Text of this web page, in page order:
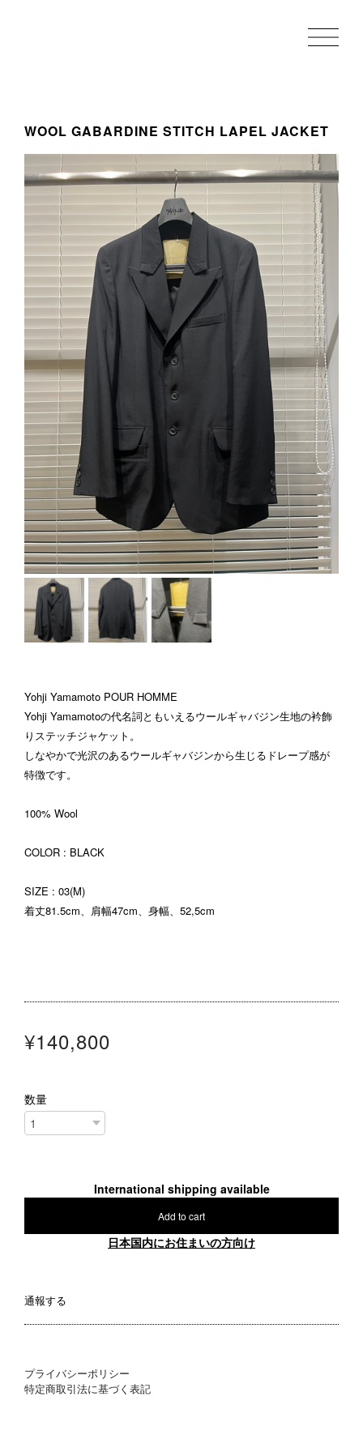
WOOL GABARDINE STITCH LAPEL JACKET
Yohji Yamamoto POUR HOMME
Yohji Yamamotoの代名詞ともいえるウールギャバジン生地の衿飾
りステッチジャケット。
しなやかで光沢のあるウールギャバジンから生じるドレープ感が
特徴です。
100% Wool
COLOR : BLACK
SIZE : 03(M)
着丈81.5cm、肩幅47cm、身幅、52,5cm
¥140,800
数量
International shipping available
Add to cart
日本国内にお住まいの方向け
通報する
プライバシーポリシー
特定商取引法に基づく表記